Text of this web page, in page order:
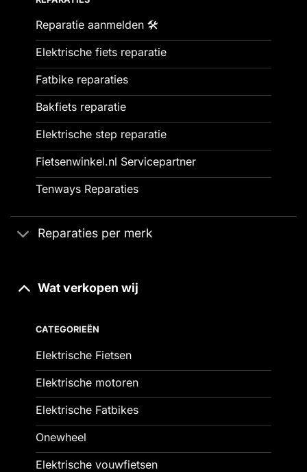
Reparatie aanmelden 🛠️
Elektrische fiets reparatie
Fatbike reparaties
Bakfiets reparatie
Elektrische step reparatie
Fietsenwinkel.nl Servicepartner
Tenways Reparaties
Reparaties per merk
Wat verkopen wij
CATEGORIEËN
Elektrische Fietsen
Elektrische motoren
Elektrische Fatbikes
Onewheel
Elektrische vouwfietsen